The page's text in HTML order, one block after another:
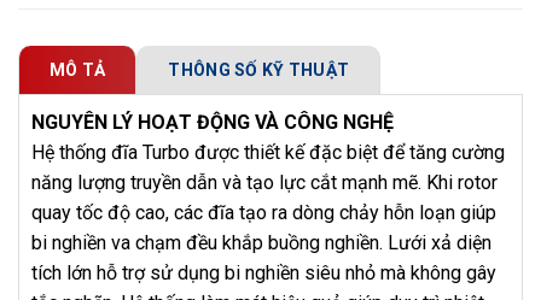
MÔ TẢ THÔNG SỐ KỸ THUẬT
NGUYÊN LÝ HOẠT ĐỘNG VÀ CÔNG NGHỆ
Hệ thống đĩa Turbo được thiết kế đặc biệt để tăng cường
năng lượng truyền dẫn và tạo lực cắt mạnh mẽ. Khi rotor
quay tốc độ cao, các đĩa tạo ra dòng chảy hỗn loạn giúp
bi nghiền va chạm đều khắp buồng nghiền. Lưới xả diện
tích lớn hỗ trợ sử dụng bi nghiền siêu nhỏ mà không gây